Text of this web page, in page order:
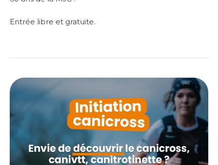
Entrée libre et gratuite.